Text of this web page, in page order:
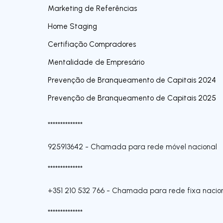
Marketing de Referências
Home Staging
Certifiação Compradores
Mentalidade de Empresário
Prevenção de Branqueamento de Capitais 2024
Prevenção de Branqueamento de Capitais 2025
**************
925913642 - Chamada para rede móvel nacional
**************
+351 210 532 766 - Chamada para rede fixa
**************